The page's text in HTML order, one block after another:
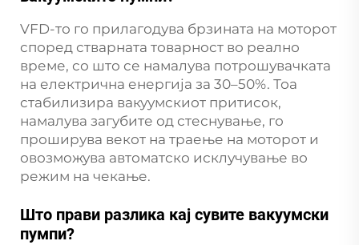
VFD-то го прилагодува брзината на моторот
според стварната товарност во реално
време, со што се намалува потрошувачката
на електрична енергија за 30–50%. Тоа
стабилизира вакуумскиот притисок,
намалува загубите од стеснување, го
проширува векот на траење на моторот и
овозможува автоматско исклучување во
режим на чекање.
Што прави разлика кај сувите вакуумски
пумпи?